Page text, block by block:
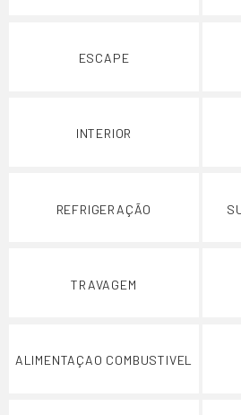
ESCAPE
INTERIOR
REFRIGERAÇÃO
TRAVAGEM
ALIMENTAÇAO COMBUSTIVEL